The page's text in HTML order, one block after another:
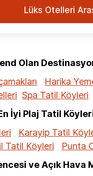
Lüks Otelleri
Olan
Harika
Spa Tatil Köyleri
İyi Plaj Tatil
Karayip Tatil
Tatil Köyleri
Punta
ve Açık Hava